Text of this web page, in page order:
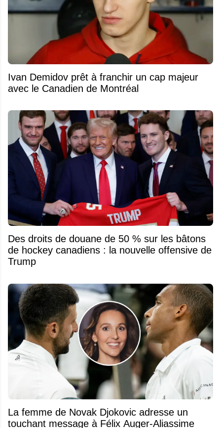
Ivan Demidov prêt à franchir un cap majeur
avec le Canadien de Montréal
Des droits de douane de 50 % sur les bâtons
de hockey canadiens : la nouvelle offensive de
Trump
La femme de Novak Djokovic adresse un
touchant message à Félix Auger-Aliassime